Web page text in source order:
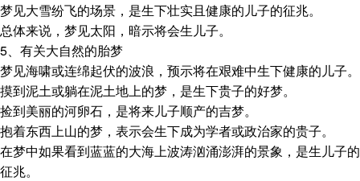
梦见大雪纷飞的场景，是生下壮实且健康的儿子的征兆。
总体来说，梦见太阳，暗示将会生儿子。
5、有关大自然的胎梦
梦见海啸或连绵起伏的波浪，预示将在艰难中生下健康的儿子。
摸到泥土或躺在泥土地上的梦，是生下贵子的好梦。
捡到美丽的河卵石，是将来儿子顺产的吉梦。
抱着东西上山的梦，表示会生下成为学者或政治家的贵子。
在梦中如果看到蓝蓝的大海上波涛汹涌澎湃的景象，是生儿子的
征兆。